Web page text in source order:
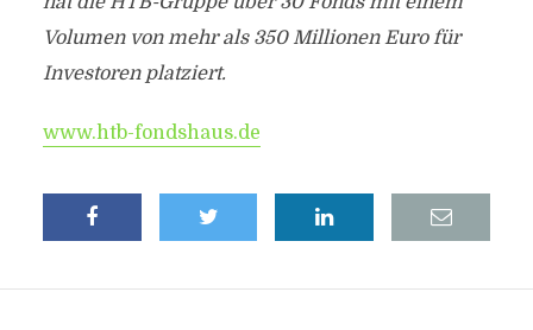
Volumen von mehr als 350 Millionen Euro für
Investoren platziert.
www.htb-fondshaus.de